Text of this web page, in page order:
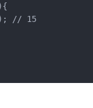
// 15